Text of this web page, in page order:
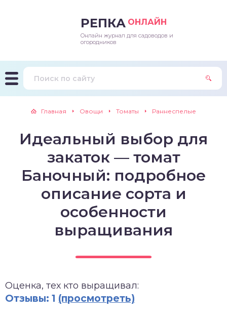
РЕПКА ОНЛАЙН
Онлайн журнал для садоводов и
огородников
Главная Овощи Томаты Раннеспелые
Идеальный выбор для
закаток — томат
Баночный: подробное
описание сорта и
особенности
выращивания
Оценка, тех кто выращивал:
Отзывы: 1 (просмотреть)
и подкормки